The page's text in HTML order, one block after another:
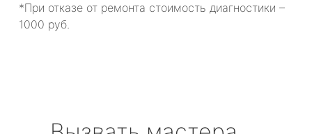
*При отказе от ремонта стоимость диагностики –
1000 руб.